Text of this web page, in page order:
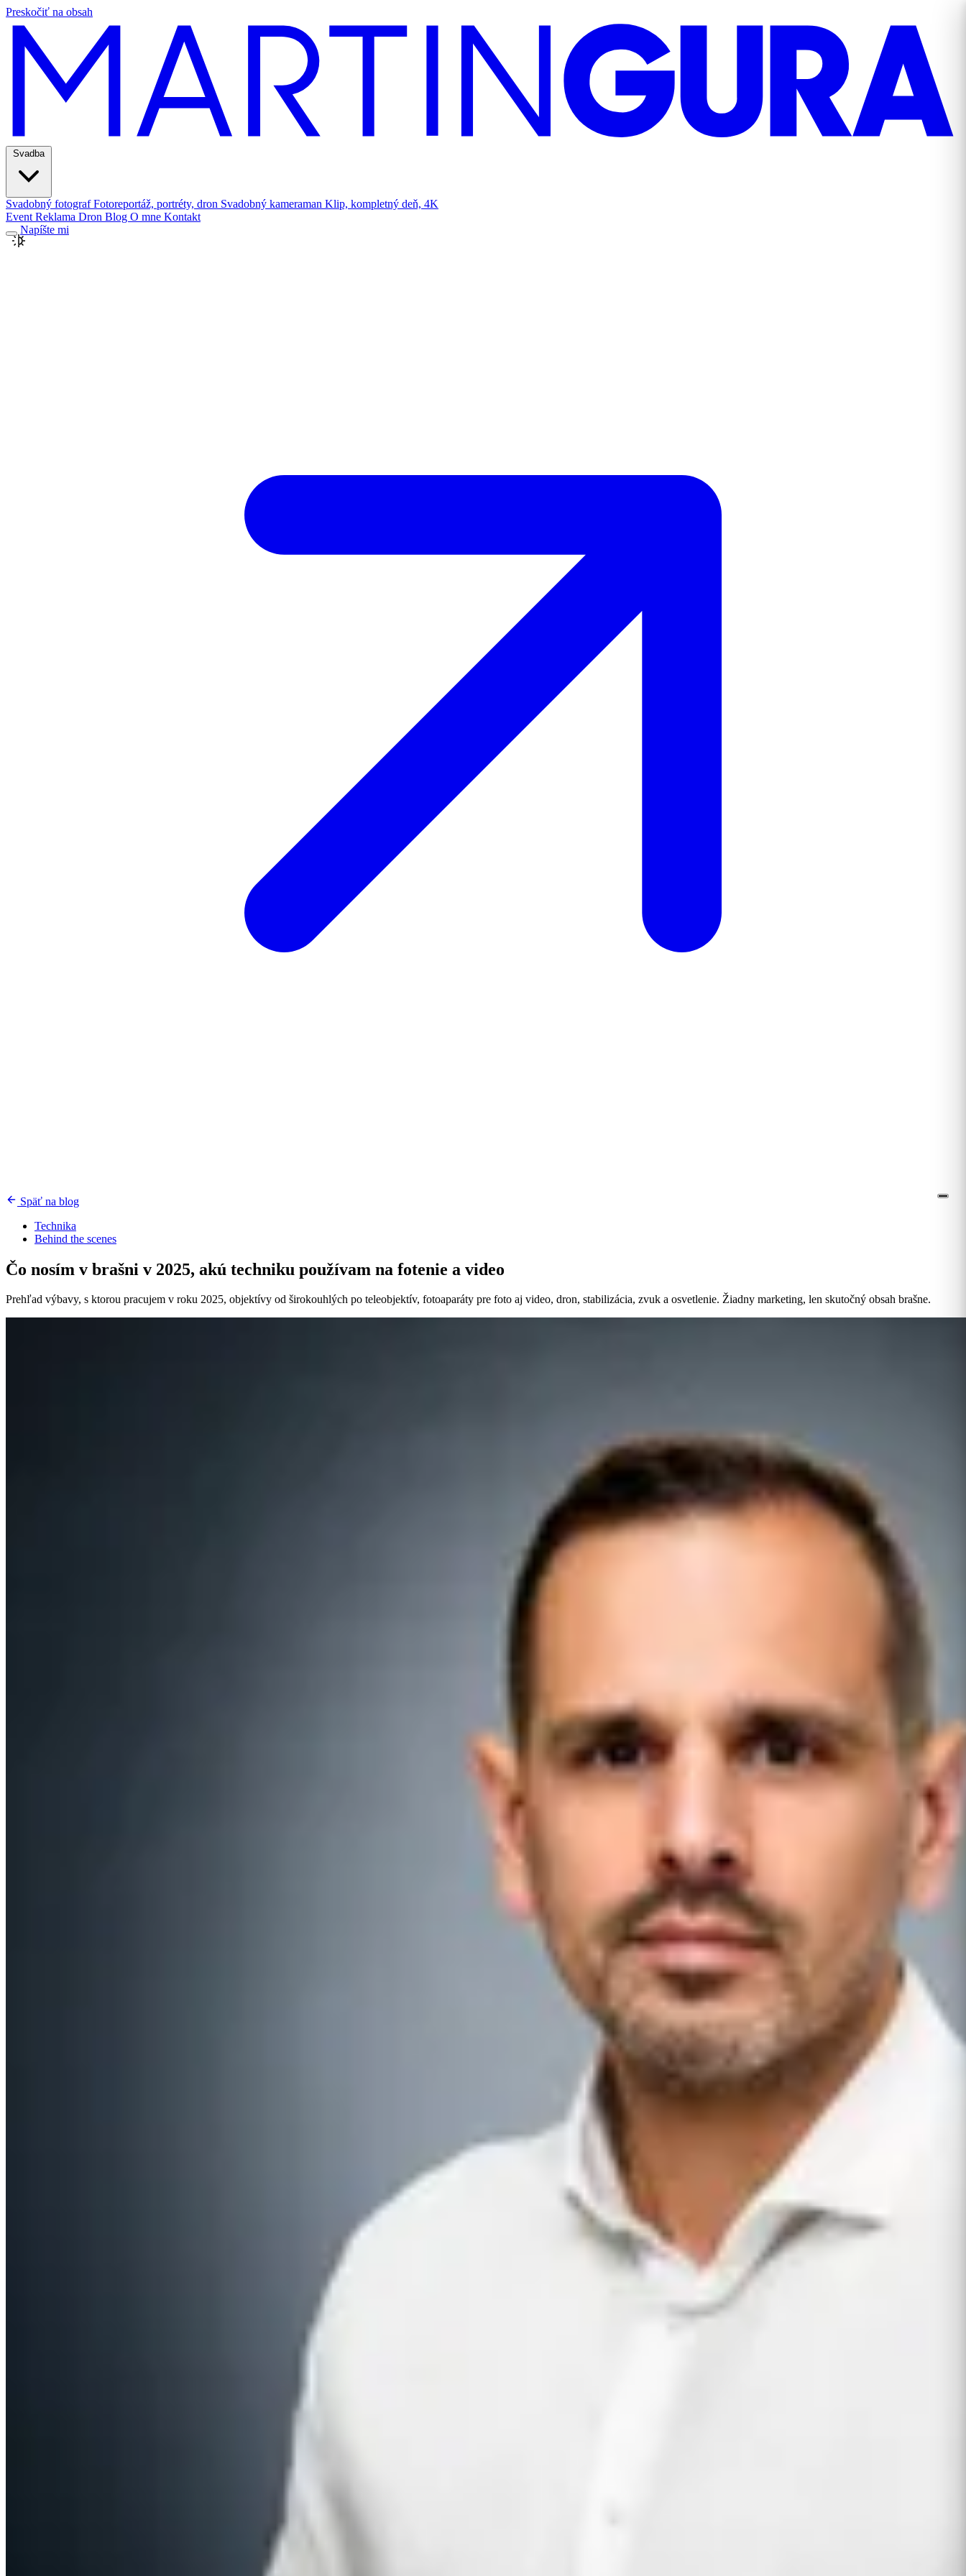
Preskočiť na obsah
Svadobný fotograf Fotoreportáž, portréty, dron Svadobný kameraman Klip, kompletný deň, 4K
Event Reklama Dron Blog O mne Kontakt
Napíšte mi
Späť na blog
Technika
Behind the scenes
Čo nosím v brašni v 2025, akú techniku používam na fotenie a video
Prehľad výbavy, s ktorou pracujem v roku 2025, objektívy od širokouhlých po teleobjektív, fotoaparáty pre foto aj video, dron, stabilizácia, zvuk a osvetlenie. Žiadny marketing, len skutočný obsah brašne.